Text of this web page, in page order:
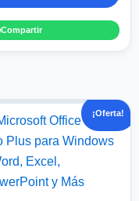
Compartir
¡Oferta!
El
precio
original
era:
$ 90.000.
El